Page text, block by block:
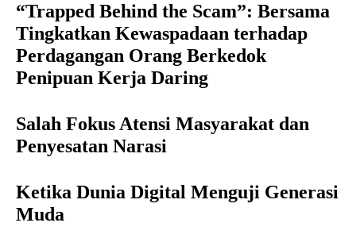
“Trapped Behind the Scam”: Bersama
Tingkatkan Kewaspadaan terhadap
Perdagangan Orang Berkedok
Penipuan Kerja Daring
Salah Fokus Atensi Masyarakat dan
Penyesatan Narasi
Ketika Dunia Digital Menguji Generasi
Muda